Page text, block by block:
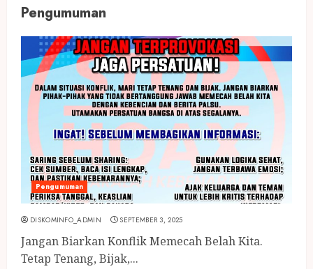
Pengumuman
Pengumuman
DISKOMINFO_ADMIN SEPTEMBER 3, 2025
Jangan Biarkan Konflik Memecah Belah Kita.
Tetap Tenang, Bijak,...